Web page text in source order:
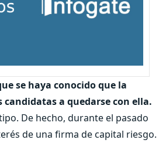
se haya conocido que la
a quedarse con ella.
De hecho, durante el pasado
de una firma de capital riesgo.